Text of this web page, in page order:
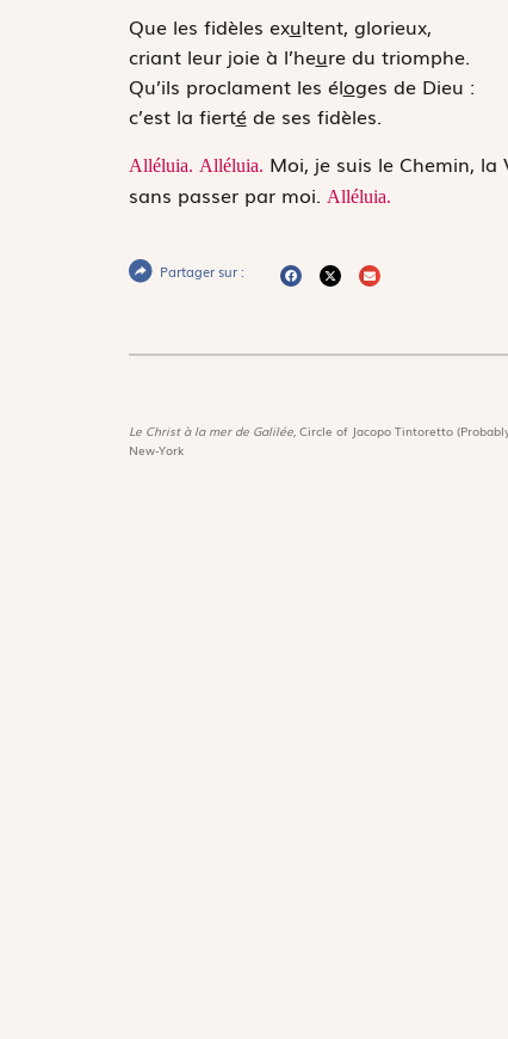
Que les fidèles exultent, glorieux,
criant leur joie à l’heure du triomphe.
Qu’ils proclament les éloges de Dieu :
c’est la fiertéde ses fidèles.
Alléluia. Alléluia. Moi, je suis le Chemin, la
sans passer par moi. Alléluia.
Partager sur :
Le Christ à la mer de Galilée, Circle of Jacopo Tintoretto
New-York